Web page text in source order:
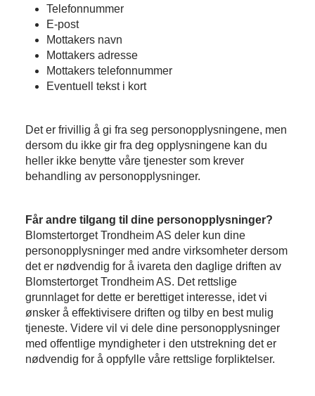
Telefonnummer
E-post
Mottakers navn
Mottakers adresse
Mottakers telefonnummer
Eventuell tekst i kort
Det er frivillig å gi fra seg personopplysningene, men
dersom du ikke gir fra deg opplysningene kan du
heller ikke benytte våre tjenester som krever
behandling av personopplysninger.
Får andre tilgang til dine personopplysninger?
Blomstertorget Trondheim AS deler kun dine
personopplysninger med andre virksomheter dersom
det er nødvendig for å ivareta den daglige driften av
Blomstertorget Trondheim AS. Det rettslige
grunnlaget for dette er berettiget interesse, idet vi
ønsker å effektivisere driften og tilby en best mulig
tjeneste. Videre vil vi dele dine personopplysninger
med offentlige myndigheter i den utstrekning det er
nødvendig for å oppfylle våre rettslige forpliktelser.